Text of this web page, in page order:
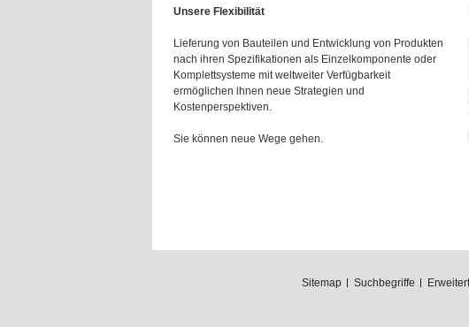
Unsere Flexibilität
Lieferung von Bauteilen und Entwicklung von Produkten
nach ihren Spezifikationen als Einzelkomponente oder
Komplettsysteme mit weltweiter Verfügbarkeit
ermöglichen ihnen neue Strategien und
Kostenperspektiven.
Sie können neue Wege gehen.
Sitemap
Suchbegriffe